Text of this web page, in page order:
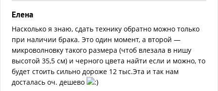
Елена
Насколько я знаю, сдать технику обратно можно только
при наличии брака. Это один момент, а второй —
микроволновку такого размера (чтоб влезала в нишу
высотой 35,5 см) и черного цвета найти если и можно, то
будет стоить сильно дороже 12 тыс.Эта и так нам
досталась оч. дешево